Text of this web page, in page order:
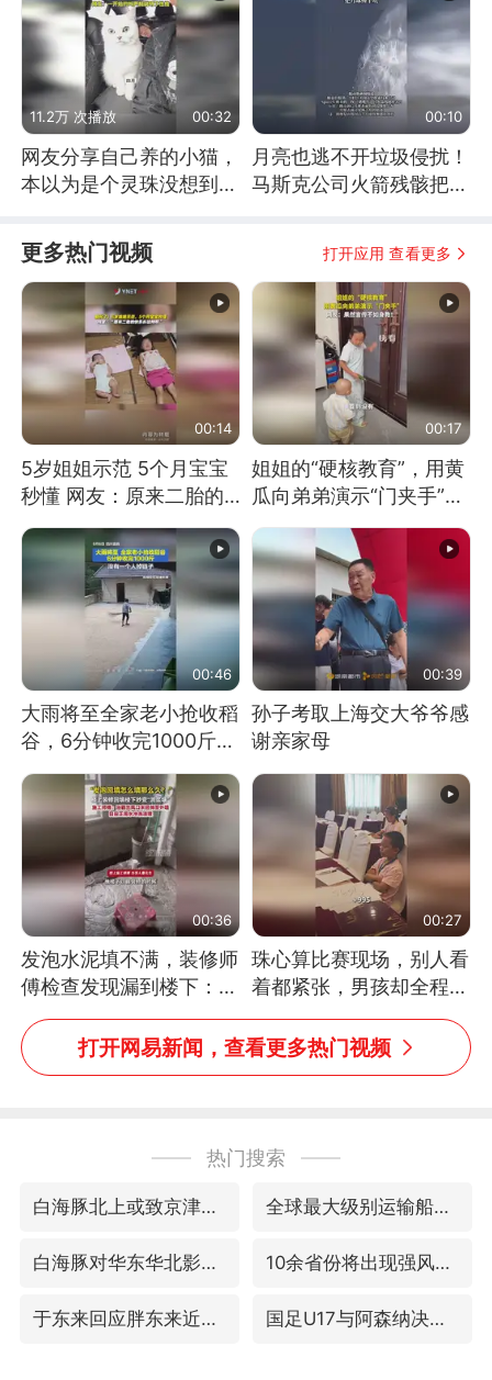
11.2万 次播放 00:32
网友分享自己养的小猫，
本以为是个灵珠没想到是
00:10
月亮也逃不开垃圾侵扰！
马斯克公司火箭残骸把月
更多热门视频 打开应用 查看更多
00:14
5岁姐姐示范 5个月宝宝
秒懂 网友：原来二胎的
快乐长这样
00:17
姐姐的“硬核教育”，用黄
瓜向弟弟演示“门夹手”，
网友：果然言传不如身
教！
00:46
大雨将至全家老小抢收稻
谷，6分钟收完1000斤，
没有一个人掉链子
00:39
孙子考取上海交大爷爷感
谢亲家母
00:36
发泡水泥填不满，装修师
傅检查发现漏到楼下：出
风口未延伸到外墙
00:27
珠心算比赛现场，别人看
着都紧张，男孩却全程气
定神闲、从容作答，最终
拿下冠军。网友：这淡定
的样子，一看就是有实
打开网易新闻，查看更多热门视频
热门搜索
白海豚北上或致京津冀暴雨 全球最大级别运输船通过长江大桥
白海豚对华东华北影响会大于巴威 10余省份将出现强风雨 局地特大暴雨
于东来回应胖东来近25年老店年底关闭 国足U17与阿森纳决赛取消 并列冠军